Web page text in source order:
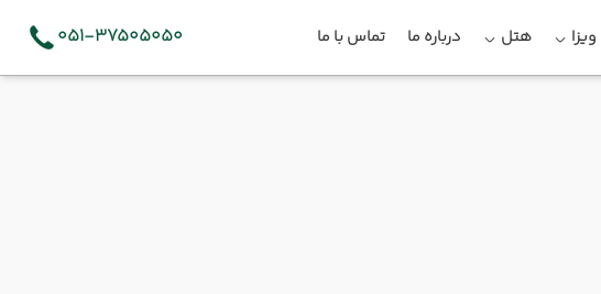
ویزا هتل درباره ما تماس با ما
051-37505050